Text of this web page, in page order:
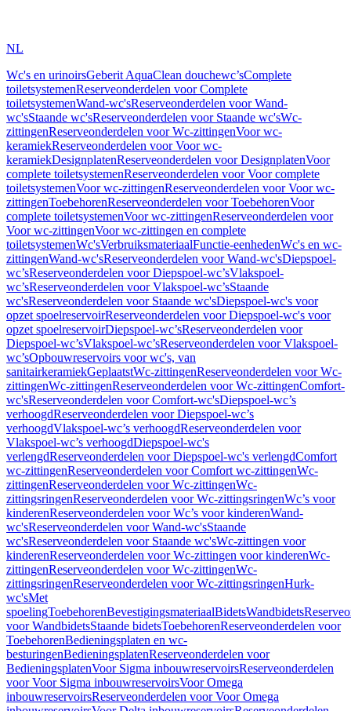
NL
Wc's en urinoirsGeberit AquaClean douchewc’sComplete
toiletsystemenReserveonderdelen voor Complete
toiletsystemenWand-wc'sReserveonderdelen voor Wand-
wc'sStaande wc'sReserveonderdelen voor Staande wc'sWc-
zittingenReserveonderdelen voor Wc-zittingenVoor wc-
keramiekReserveonderdelen voor Voor wc-
keramiekDesignplatenReserveonderdelen voor DesignplatenVoor
complete toiletsystemenReserveonderdelen voor Voor complete
toiletsystemenVoor wc-zittingenReserveonderdelen voor Voor wc-
zittingenToebehorenReserveonderdelen voor ToebehorenVoor
complete toiletsystemenVoor wc-zittingenReserveonderdelen voor
Voor wc-zittingenVoor wc-zittingen en complete
toiletsystemenWc'sVerbruiksmateriaalFunctie-eenhedenWc's en wc-
zittingenWand-wc'sReserveonderdelen voor Wand-wc'sDiepspoel-
wc’sReserveonderdelen voor Diepspoel-wc’sVlakspoel-
wc’sReserveonderdelen voor Vlakspoel-wc’sStaande
wc'sReserveonderdelen voor Staande wc'sDiepspoel-wc's voor
opzet spoelreservoirReserveonderdelen voor Diepspoel-wc's voor
opzet spoelreservoirDiepspoel-wc’sReserveonderdelen voor
Diepspoel-wc’sVlakspoel-wc’sReserveonderdelen voor Vlakspoel-
wc’sOpbouwreservoirs voor wc's, van
sanitairkeramiekGeplaatstWc-zittingenReserveonderdelen voor Wc-
zittingenWc-zittingenReserveonderdelen voor Wc-zittingenComfort-
wc'sReserveonderdelen voor Comfort-wc'sDiepspoel-wc’s
verhoogdReserveonderdelen voor Diepspoel-wc’s
verhoogdVlakspoel-wc’s verhoogdReserveonderdelen voor
Vlakspoel-wc’s verhoogdDiepspoel-wc's
verlengdReserveonderdelen voor Diepspoel-wc's verlengdComfort
wc-zittingenReserveonderdelen voor Comfort wc-zittingenWc-
zittingenReserveonderdelen voor Wc-zittingenWc-
zittingsringenReserveonderdelen voor Wc-zittingsringenWc’s voor
kinderenReserveonderdelen voor Wc’s voor kinderenWand-
wc'sReserveonderdelen voor Wand-wc'sStaande
wc'sReserveonderdelen voor Staande wc'sWc-zittingen voor
kinderenReserveonderdelen voor Wc-zittingen voor kinderenWc-
zittingenReserveonderdelen voor Wc-zittingenWc-
zittingsringenReserveonderdelen voor Wc-zittingsringenHurk-
wc'sMet
spoelingToebehorenBevestigingsmateriaalBidetsWandbidets
voor WandbidetsStaande bidetsToebehorenReserveonderdelen voor
ToebehorenBedieningsplaten en wc-
besturingenBedieningsplatenReserveonderdelen voor
BedieningsplatenVoor Sigma inbouwreservoirsReserveonderdelen
voor Voor Sigma inbouwreservoirsVoor Omega
inbouwreservoirsReserveonderdelen voor Voor Omega